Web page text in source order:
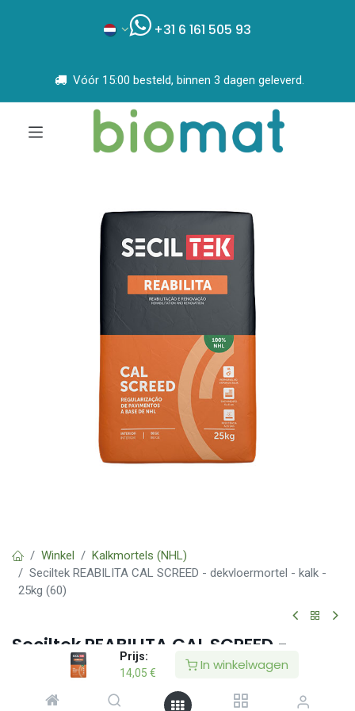
Prijs:
14,05 € In winkelwagen
+31 6 161 505 93
Vóór 15:00 besteld, binnen 3 dagen geleverd.
Winkel
Kalkmortels (NHL)
Seciltek REABILITA CAL SCREED - dekvloermortel - kalk -
25kg (60)
Seciltek REABILITA CAL SCREED -
dekvloermortel - kalk - 25kg (60)
(0 beoordeling)